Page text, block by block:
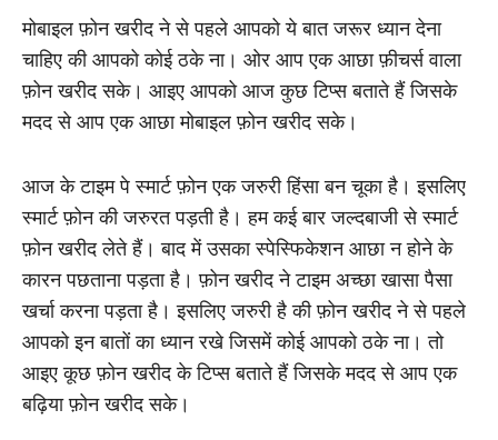
मोबाइल फ़ोन खरीद ने से पहले आपको ये बात जरूर ध्यान देना
चाहिए की आपको कोई ठके ना। ओर आप एक आछा फ़ीचर्स वाला
फ़ोन खरीद सके। आइए आपको आज कुछ टिप्स बताते हैं जिसके
मदद से आप एक आछा मोबाइल फ़ोन खरीद सके।
आज के टाइम पे स्मार्ट फ़ोन एक जरुरी हिंसा बन चूका है। इसलिए
स्मार्ट फ़ोन की जरुरत पड़ती है। हम कई बार जल्दबाजी से स्मार्ट
फ़ोन खरीद लेते हैं। बाद में उसका स्पेस्फिकेशन आछा न होने के
कारन पछताना पड़ता है। फ़ोन खरीद ने टाइम अच्छा खासा पैसा
खर्चा करना पड़ता है। इसलिए जरुरी है की फ़ोन खरीद ने से पहले
आपको इन बातों का ध्यान रखे जिसमें कोई आपको ठके ना। तो
आइए कूछ फ़ोन खरीद के टिप्स बताते हैं जिसके मदद से आप एक
बढ़िया फ़ोन खरीद सके।